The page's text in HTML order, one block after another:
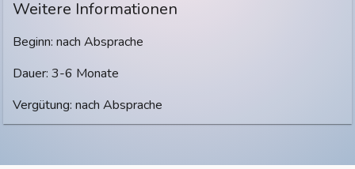
Weitere Informationen
Beginn: nach Absprache
Dauer: 3-6 Monate
Vergütung: nach Absprache